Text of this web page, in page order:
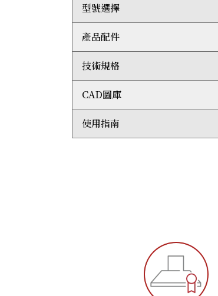
加熱鍋具的速度比煤氣或電煮食
電磁爐直接加熱鍋具，因此熱力
電磁技術令爐面保持相對低溫，
Wolf系列提供引領業界的兩年全面
型號選擇
ICBCI365TF/S
產品配件
自選配件：
縫隙填充條
技術規格
整體尺寸：闊914毫米 x 高51毫米
5個電磁爐感應區
279 毫米直徑爐頭： 2600 瓦 /
CAD圖庫
3D AutoCad (DWG)
3D Studio Max (3DS)
使用指南